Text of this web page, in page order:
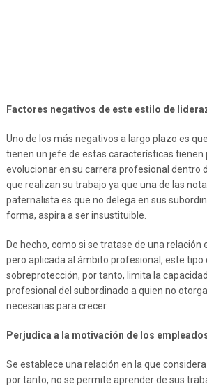
Factores negativos de este estilo de
Uno de los más negativos a largo plazo es
tienen un jefe de estas características tienen
evolucionar en su carrera profesional dentro
que realizan su trabajo ya que una de las
paternalista es que no delega en sus
forma, aspira a ser insustituible.
De hecho, como si se tratase de una relación
pero aplicada al ámbito profesional, este tipo
sobreprotección, por tanto, limita la
profesional del subordinado a quien no
necesarias para crecer.
Perjudica a la motivación de los
Se establece una relación en la que
por tanto, no se permite aprender de sus